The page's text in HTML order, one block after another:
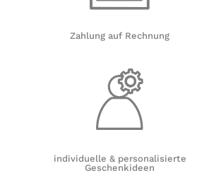
Zahlung auf Rechnung
individuelle & personalisierte
Geschenkideen